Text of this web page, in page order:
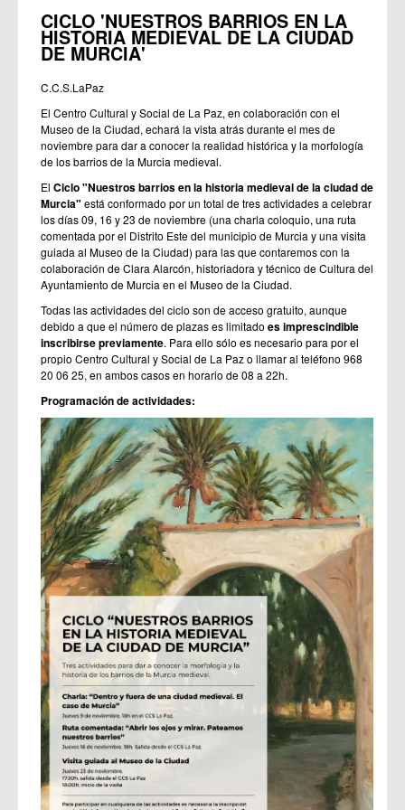
CICLO 'NUESTROS BARRIOS EN LA
HISTORIA MEDIEVAL DE LA CIUDAD
DE MURCIA'
C.C.S.LaPaz
El Centro Cultural y Social de La Paz, en colaboración con el
Museo de la Ciudad, echará la vista atrás durante el mes de
noviembre para dar a conocer la realidad histórica y la morfología
de los barrios de la Murcia medieval.
El Ciclo "Nuestros barrios en la historia medieval de la ciudad de
Murcia" está conformado por un total de tres actividades a celebrar
los días 09, 16 y 23 de noviembre (una charla coloquio, una ruta
comentada por el Distrito Este del municipio de Murcia y una visita
guiada al Museo de la Ciudad) para las que contaremos con la
colaboración de Clara Alarcón, historiadora y técnico de Cultura del
Ayuntamiento de Murcia en el Museo de la Ciudad.
Todas las actividades del ciclo son de acceso gratuito, aunque
debido a que el número de plazas es limitado es imprescindible
inscribirse previamente. Para ello sólo es necesario para por el
propio Centro Cultural y Social de La Paz o llamar al teléfono 968
20 06 25, en ambos casos en horario de 08 a 22h.
Programación de actividades: